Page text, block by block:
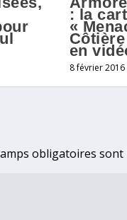
: la
«
en
8 février 2016
obligatoires